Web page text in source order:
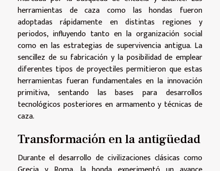
herramientas de caza como las hondas fueron
adoptadas rápidamente en distintas regiones y
periodos, influyendo tanto en la organización social
como en las estrategias de supervivencia antigua. La
sencillez de su fabricación y la posibilidad de emplear
diferentes tipos de proyectiles permitieron que estas
herramientas fueran fundamentales en la innovación
primitiva, sentando las bases para desarrollos
tecnológicos posteriores en armamento y técnicas de
caza.
Transformación en la antigüedad
Durante el desarrollo de civilizaciones clásicas como